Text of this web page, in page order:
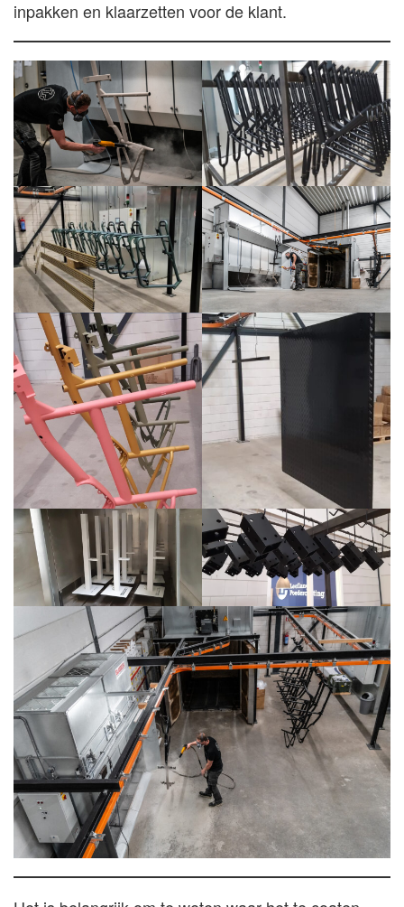
inpakken en klaarzetten voor de klant.